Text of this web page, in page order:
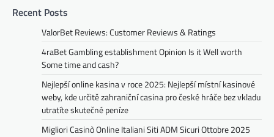
Recent Posts
ValorBet Reviews: Customer Reviews & Ratings
4raBet Gambling establishment Opinion Is it Well worth
Some time and cash?
Nejlepší online kasina v roce 2025: Nejlepší místní kasinové
weby, kde určitě zahraniční casina pro české hráče bez vkladu
utratíte skutečné peníze
Migliori Casinò Online Italiani Siti ADM Sicuri Ottobre 2025